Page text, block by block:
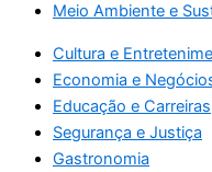
Meio Ambiente e
Cultura e
Economia e
Educação e Carreiras
Segurança e Justiça
Gastronomia